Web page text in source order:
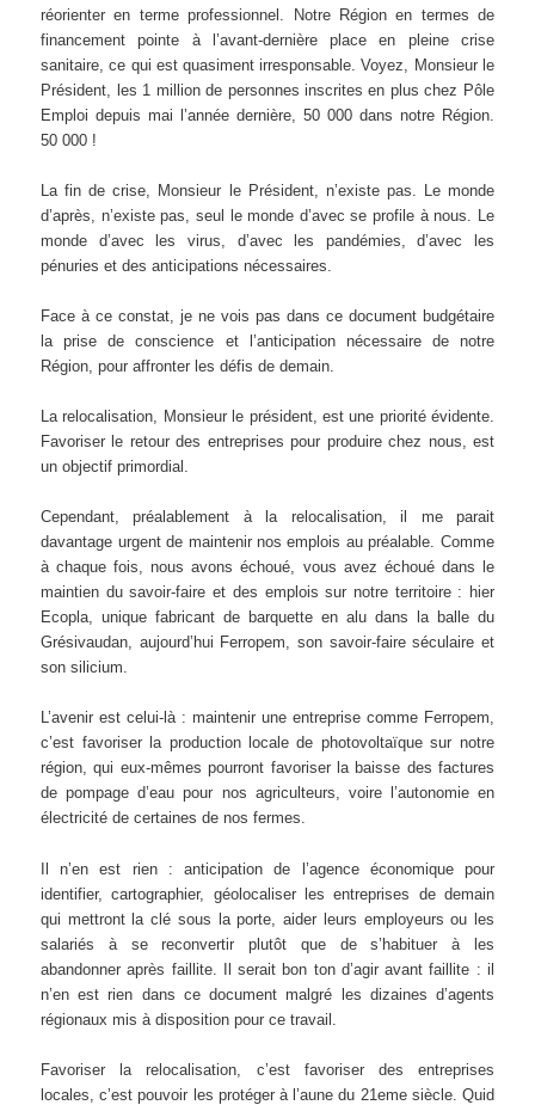
réorienter en terme professionnel. Notre Région en termes de
financement pointe à l’avant-dernière place en pleine crise
sanitaire, ce qui est quasiment irresponsable. Voyez, Monsieur le
Président, les 1 million de personnes inscrites en plus chez Pôle
Emploi depuis mai l’année dernière, 50 000 dans notre Région.
50 000 !
La fin de crise, Monsieur le Président, n’existe pas. Le monde
d’après, n’existe pas, seul le monde d’avec se profile à nous. Le
monde d’avec les virus, d’avec les pandémies, d’avec les
pénuries et des anticipations nécessaires.
Face à ce constat, je ne vois pas dans ce document budgétaire
la prise de conscience et l’anticipation nécessaire de notre
Région, pour affronter les défis de demain.
La relocalisation, Monsieur le président, est une priorité évidente.
Favoriser le retour des entreprises pour produire chez nous, est
un objectif primordial.
Cependant, préalablement à la relocalisation, il me parait
davantage urgent de maintenir nos emplois au préalable. Comme
à chaque fois, nous avons échoué, vous avez échoué dans le
maintien du savoir-faire et des emplois sur notre territoire : hier
Ecopla, unique fabricant de barquette en alu dans la balle du
Grésivaudan, aujourd’hui Ferropem, son savoir-faire séculaire et
son silicium.
L’avenir est celui-là : maintenir une entreprise comme Ferropem,
c’est favoriser la production locale de photovoltaïque sur notre
région, qui eux-mêmes pourront favoriser la baisse des factures
de pompage d’eau pour nos agriculteurs, voire l’autonomie en
électricité de certaines de nos fermes.
Il n’en est rien : anticipation de l’agence économique pour
identifier, cartographier, géolocaliser les entreprises de demain
qui mettront la clé sous la porte, aider leurs employeurs ou les
salariés à se reconvertir plutôt que de s’habituer à les
abandonner après faillite. Il serait bon ton d’agir avant faillite : il
n’en est rien dans ce document malgré les dizaines d’agents
régionaux mis à disposition pour ce travail.
Favoriser la relocalisation, c’est favoriser des entreprises
locales, c’est pouvoir les protéger à l’aune du 21eme siècle. Quid